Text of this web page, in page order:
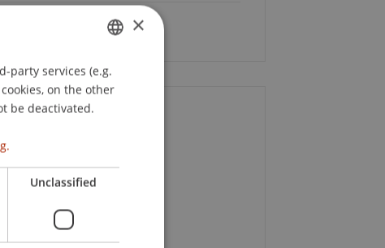
German
Esposito MSc.
GERMAN
ENGLISH
×
party services (e.g.
on the other
be deactivated.
Unclassified